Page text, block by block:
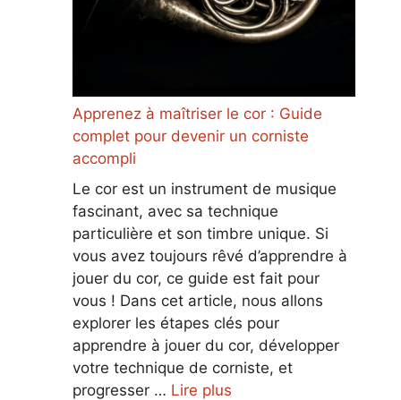
Apprenez à maîtriser le cor : Guide
complet pour devenir un corniste
accompli
Le cor est un instrument de musique
fascinant, avec sa technique
particulière et son timbre unique. Si
vous avez toujours rêvé d’apprendre à
jouer du cor, ce guide est fait pour
vous ! Dans cet article, nous allons
explorer les étapes clés pour
apprendre à jouer du cor, développer
votre technique de corniste, et
progresser … Lire plus